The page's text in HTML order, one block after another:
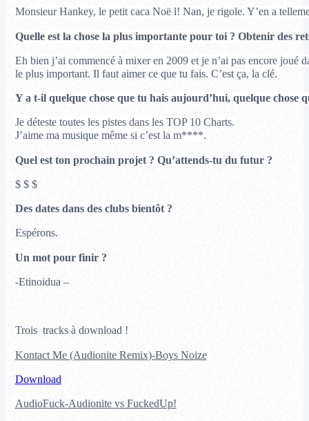
Monsieur Hankey, le petit caca Noë l! Nan, je rigole. Y’en a
Quelle est la chose la plus importante pour toi ? Obtenir des
Eh bien j’ai commencé à mixer en 2009 et je n’ai pas encore joué
le plus important. Il faut aimer ce que tu fais. C’est ça, la clé.
Y a t-il quelque chose que tu hais aujourd’hui,quelque chose
Je déteste toutes les pistes dans les TOP 10 Charts.
J’aime ma musique même si c’est la m****.
Quel est ton prochain projet ? Qu’attends-tu du futur ?
$ $ $
Des dates dans des clubs bientôt ?
Espérons.
Un mot pour finir ?
-Etinoidua –
Trois tracks à download !
Kontact Me (Audionite Remix)-Boys Noize
Download
AudioFuck-Audionite vs FuckedUp!